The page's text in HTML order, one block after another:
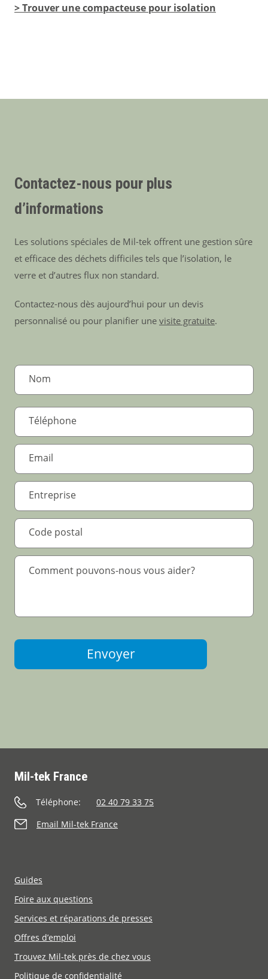
> Trouver une compacteuse pour isolation
Contactez-nous pour plus
d’informations
Les solutions spéciales de Mil-tek offrent une gestion sûre
et efficace des déchets difficiles tels que l’isolation, le
verre et d’autres flux non standard.
Contactez-nous dès aujourd’hui pour un devis
personnalisé ou pour planifier une visite gratuite.
.*
.*
Text Area
Envoyer
Mil-tek France
Téléphone:
02 40 79 33 75
Email Mil-tek France
Guides
Foire aux questions
Services et réparations de presses
Offres d’emploi
Trouvez Mil-tek près de chez vous
Politique de confidentialité